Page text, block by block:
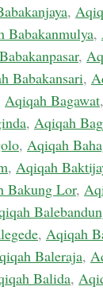
,
Babakanmulya,
,
Babakansari,
Aqiqah Bagawat,
, Aqiqah
, Aqiqah
, Aqiqah
Bakung Lor,
, Aqiqah
Baleraja,
Balida,